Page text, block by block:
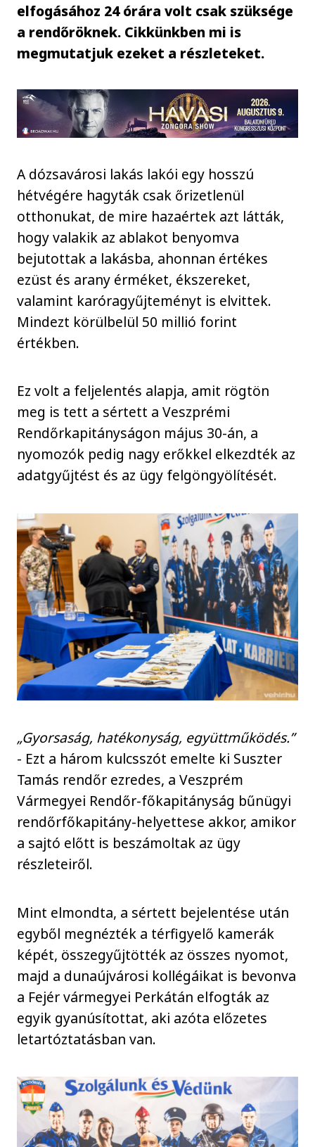
elfogásához 24 órára volt csak szüksége
a rendőröknek. Cikkünkben mi is
megmutatjuk ezeket a részleteket.
A dózsavárosi lakás lakói egy hosszú
hétvégére hagyták csak őrizetlenül
otthonukat, de mire hazaértek azt látták,
hogy valakik az ablakot benyomva
bejutottak a lakásba, ahonnan értékes
ezüst és arany érméket, ékszereket,
valamint karóragyűjteményt is elvittek.
Mindezt körülbelül 50 millió forint
értékben.
Ez volt a feljelentés alapja, amit rögtön
meg is tett a sértett a Veszprémi
Rendőrkapitányságon május 30-án, a
nyomozók pedig nagy erőkkel elkezdték az
adatgyűjtést és az ügy felgöngyölítését.
„Gyorsaság, hatékonyság, együttműködés.”
- Ezt a három kulcsszót emelte ki Suszter
Tamás rendőr ezredes, a Veszprém
Vármegyei Rendőr-főkapitányság bűnügyi
rendőrfőkapitány-helyettese akkor, amikor
a sajtó előtt is beszámoltak az ügy
részleteiről.
Mint elmondta, a sértett bejelentése után
egyből megnézték a térfigyelő kamerák
képét, összegyűjtötték az összes nyomot,
majd a dunaújvárosi kollégáikat is bevonva
a Fejér vármegyei Perkátán elfogták az
egyik gyanúsítottat, aki azóta előzetes
letartóztatásban van.